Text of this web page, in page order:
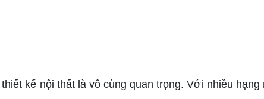
kế nội thất là vô cùng quan trọng. Với nhiều